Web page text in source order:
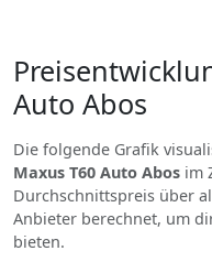
Auto Abos
Die folgende Grafik
Maxus T60 Auto Abos im
Durchschnittspreis über
Anbieter berechnet, um
bieten.